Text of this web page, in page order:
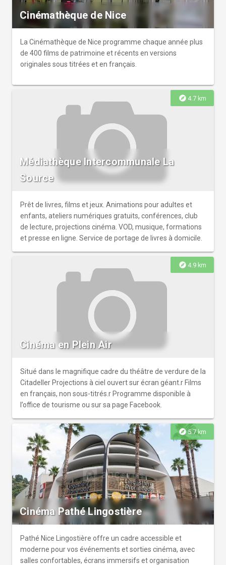
Cinémathèque de Nice
La Cinémathèque de Nice programme chaque année plus
de 400 films de patrimoine et récents en versions
originales sous titrées et en français.
explore 4.7 km
Médiathèque Intercommunale La
Source
Prêt de livres, films et jeux. Animations pour adultes et
enfants, ateliers numériques gratuits, conférences, club
de lecture, projections cinéma. VOD, musique, formations
et presse en ligne. Service de portage de livres à domicile.
explore 4.9 km
Cinéma en Plein Air
Situé dans le magnifique cadre du théâtre de verdure de la
Citadeller Projections à ciel ouvert sur écran géant.r Films
en français, non sous-titrés.r Programme disponible à
l’office de tourisme ou sur sa page Facebook.
explore5.7 km
Cinéma Pathé Lingostière
Pathé Nice Lingostière offre un cadre accessible et
moderne pour vos événements et sorties cinéma, avec
salles confortables, écrans immersifs et organisation